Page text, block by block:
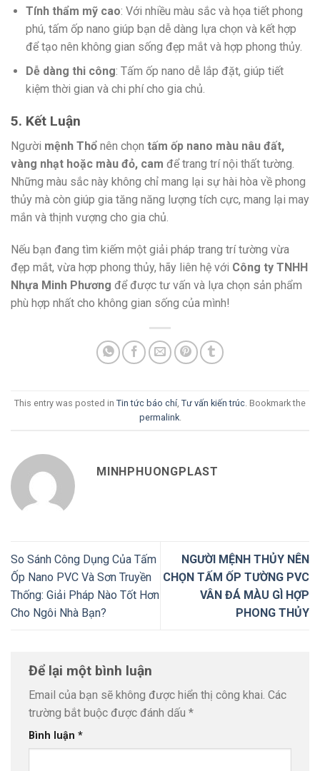
Tính thẩm mỹ cao: Với nhiều màu sắc và họa tiết phong
phú, tấm ốp nano giúp bạn dễ dàng lựa chọn và kết hợp
để tạo nên không gian sống đẹp mắt và hợp phong thủy.
Dễ dàng thi công: Tấm ốp nano dễ lắp đặt, giúp tiết
kiệm thời gian và chi phí cho gia chủ.
5. Kết Luận
Người mệnh Thổ nên chọn tấm ốp nano màu nâu đất,
vàng nhạt hoặc màu đỏ, cam để trang trí nội thất tường.
Những màu sắc này không chỉ mang lại sự hài hòa về phong
thủy mà còn giúp gia tăng năng lượng tích cực, mang lại may
mắn và thịnh vượng cho gia chủ.
Nếu bạn đang tìm kiếm một giải pháp trang trí tường vừa
đẹp mắt, vừa hợp phong thủy, hãy liên hệ với Công ty TNHH
Nhựa Minh Phương để được tư vấn và lựa chọn sản phẩm
phù hợp nhất cho không gian sống của mình!
This entry was posted in Tin tức báo chí Tư vấn kiến trúc . Bookmark the
permalink.
MINHPHUONGPLAST
So Sánh Công Dụng Của Tấm
Ốp Nano PVC Và Sơn Truyền
Thống: Giải Pháp Nào Tốt Hơn
Cho Ngôi Nhà Bạn?
NGƯỜI MỆNH THỦY NÊN
CHỌN TẤM ỐP TƯỜNG PVC
VÂN ĐÁ MÀU GÌ HỢP
PHONG THỦY
Để lại một bình luận
Email của bạn sẽ không được hiển thị công khai. Các
trường bắt buộc được đánh dấu *
Bình luận *